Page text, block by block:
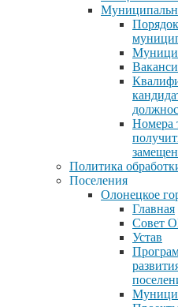
Номера
Политика
Поселения
Олонецкое
Главная
Совет
Устав